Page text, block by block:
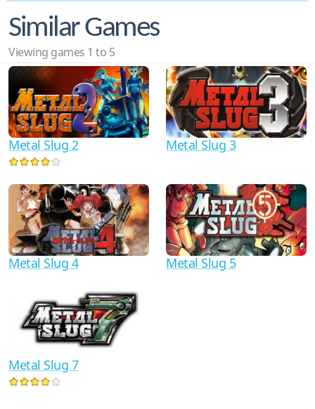
Similar Games
Viewing games 1 to 5
Metal Slug 2 Metal Slug 3
Metal Slug 4 Metal Slug 5
Metal Slug 7